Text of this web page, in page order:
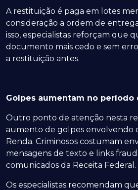
A restituição é paga em lotes
consideração a ordem de
isso, especialistas reforçam que
documento mais cedo e sem
a restituição antes.
Golpes aumentam no período
Outro ponto de atenção nesta
aumento de golpes envolvendo
Renda. Criminosos costumam
mensagens de texto e links
comunicados da Receita Federal.
Os especialistas recomendam